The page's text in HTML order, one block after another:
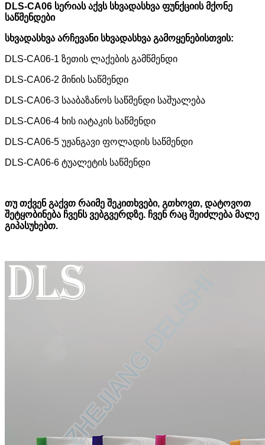
DLS-CA06 სერიას აქვს სხვადასხვა ფუნქციის მქონე
საწმენდები
სხვადასხვა არჩევანი სხვადასხვა გამოყენებისთვის:
DLS-CA06-1 ზეთის ლაქების გამწმენდი
DLS-CA06-2 მინის საწმენდი
DLS-CA06-3 სააბაზანოს საწმენდი საშუალება
DLS-CA06-4 ხის იატაკის საწმენდი
DLS-CA06-5 უჟანგავი ფოლადის საწმენდი
DLS-CA06-6 ტუალეტის საწმენდი
თუ თქვენ გაქვთ რაიმე შეკითხვები, გთხოვთ, დატოვოთ
შეტყობინება ჩვენს ვებგვერდზე. ჩვენ რაც შეიძლება მალე
გიპასუხებთ.